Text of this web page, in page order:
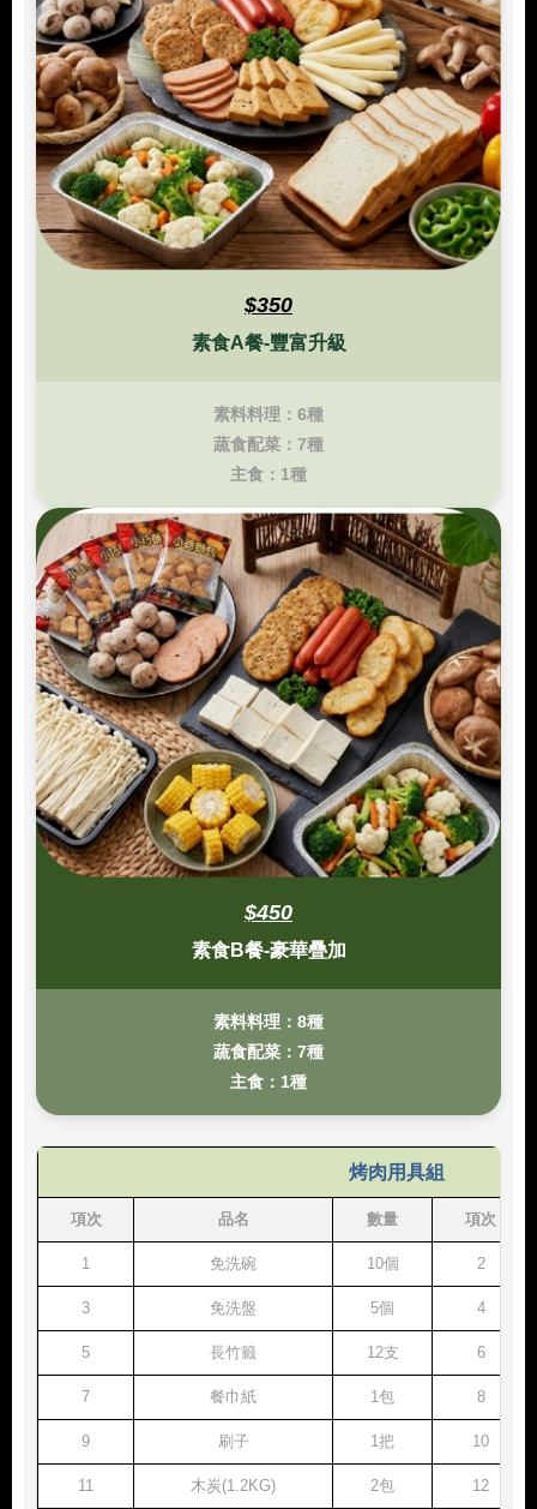
$350
素食A餐-豐富升級
素料料理：6種
蔬食配菜：7種
主食：1種
$450
素食B餐-豪華疊加
素料料理：8種
蔬食配菜：7種
主食：1種
烤肉用具組
項次 品名 數量 項次
1 免洗碗 10個 2
3 免洗盤 5個 4
5 長竹籤 12支 6
7 餐巾紙 1包 8
9 刷子 1把 10
11 木炭(1.2KG) 2包 12